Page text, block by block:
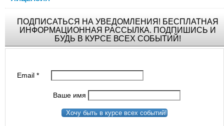
ПОДПИСАТЬСЯ НА УВЕДОМЛЕНИЯ! БЕСПЛАТНАЯ
ИНФОРМАЦИОННАЯ РАССЫЛКА. ПОДПИШИСЬ И
БУДЬ В КУРСЕ ВСЕХ СОБЫТИЙ!
Email*
Ваше имя
Хочу быть в курсе всех событий!